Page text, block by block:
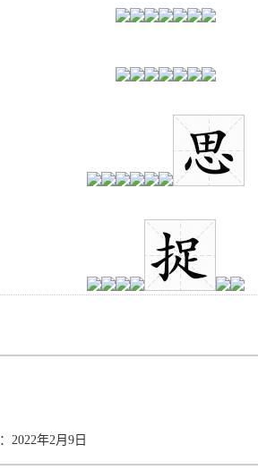
：2022年2月9日